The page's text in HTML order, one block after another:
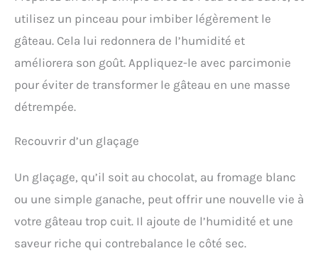
utilisez un pinceau pour imbiber légèrement le
gâteau. Cela lui redonnera de l’humidité et
améliorera son goût. Appliquez-le avec parcimonie
pour éviter de transformer le gâteau en une masse
détrempée.
Recouvrir d’un glaçage
Un glaçage, qu’il soit au chocolat, au fromage blanc
ou une simple ganache, peut offrir une nouvelle vie à
votre gâteau trop cuit. Il ajoute de l’humidité et une
saveur riche qui contrebalance le côté sec.